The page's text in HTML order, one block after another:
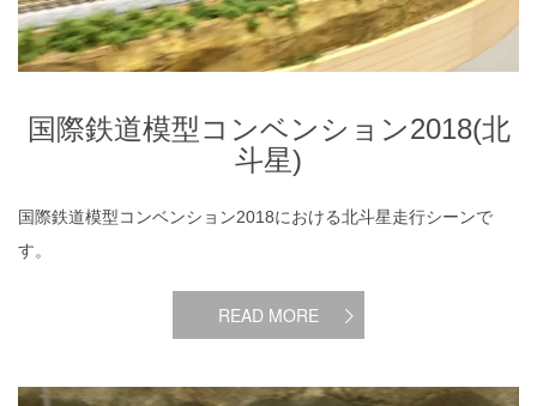
国際鉄道模型コンベンション2018(北
斗星)
国際鉄道模型コンベンション2018における北斗星走行シーンで
す。
READ MORE